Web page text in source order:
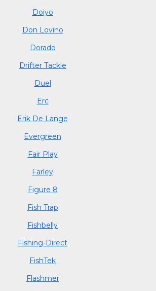
Doiyo
Don Lovino
Dorado
Drifter Tackle
Duel
Erc
Erik De Lange
Evergreen
Fair Play
Farley
Figure 8
Fish Trap
Fishbelly
Fishing-Direct
FishTek
Flashmer